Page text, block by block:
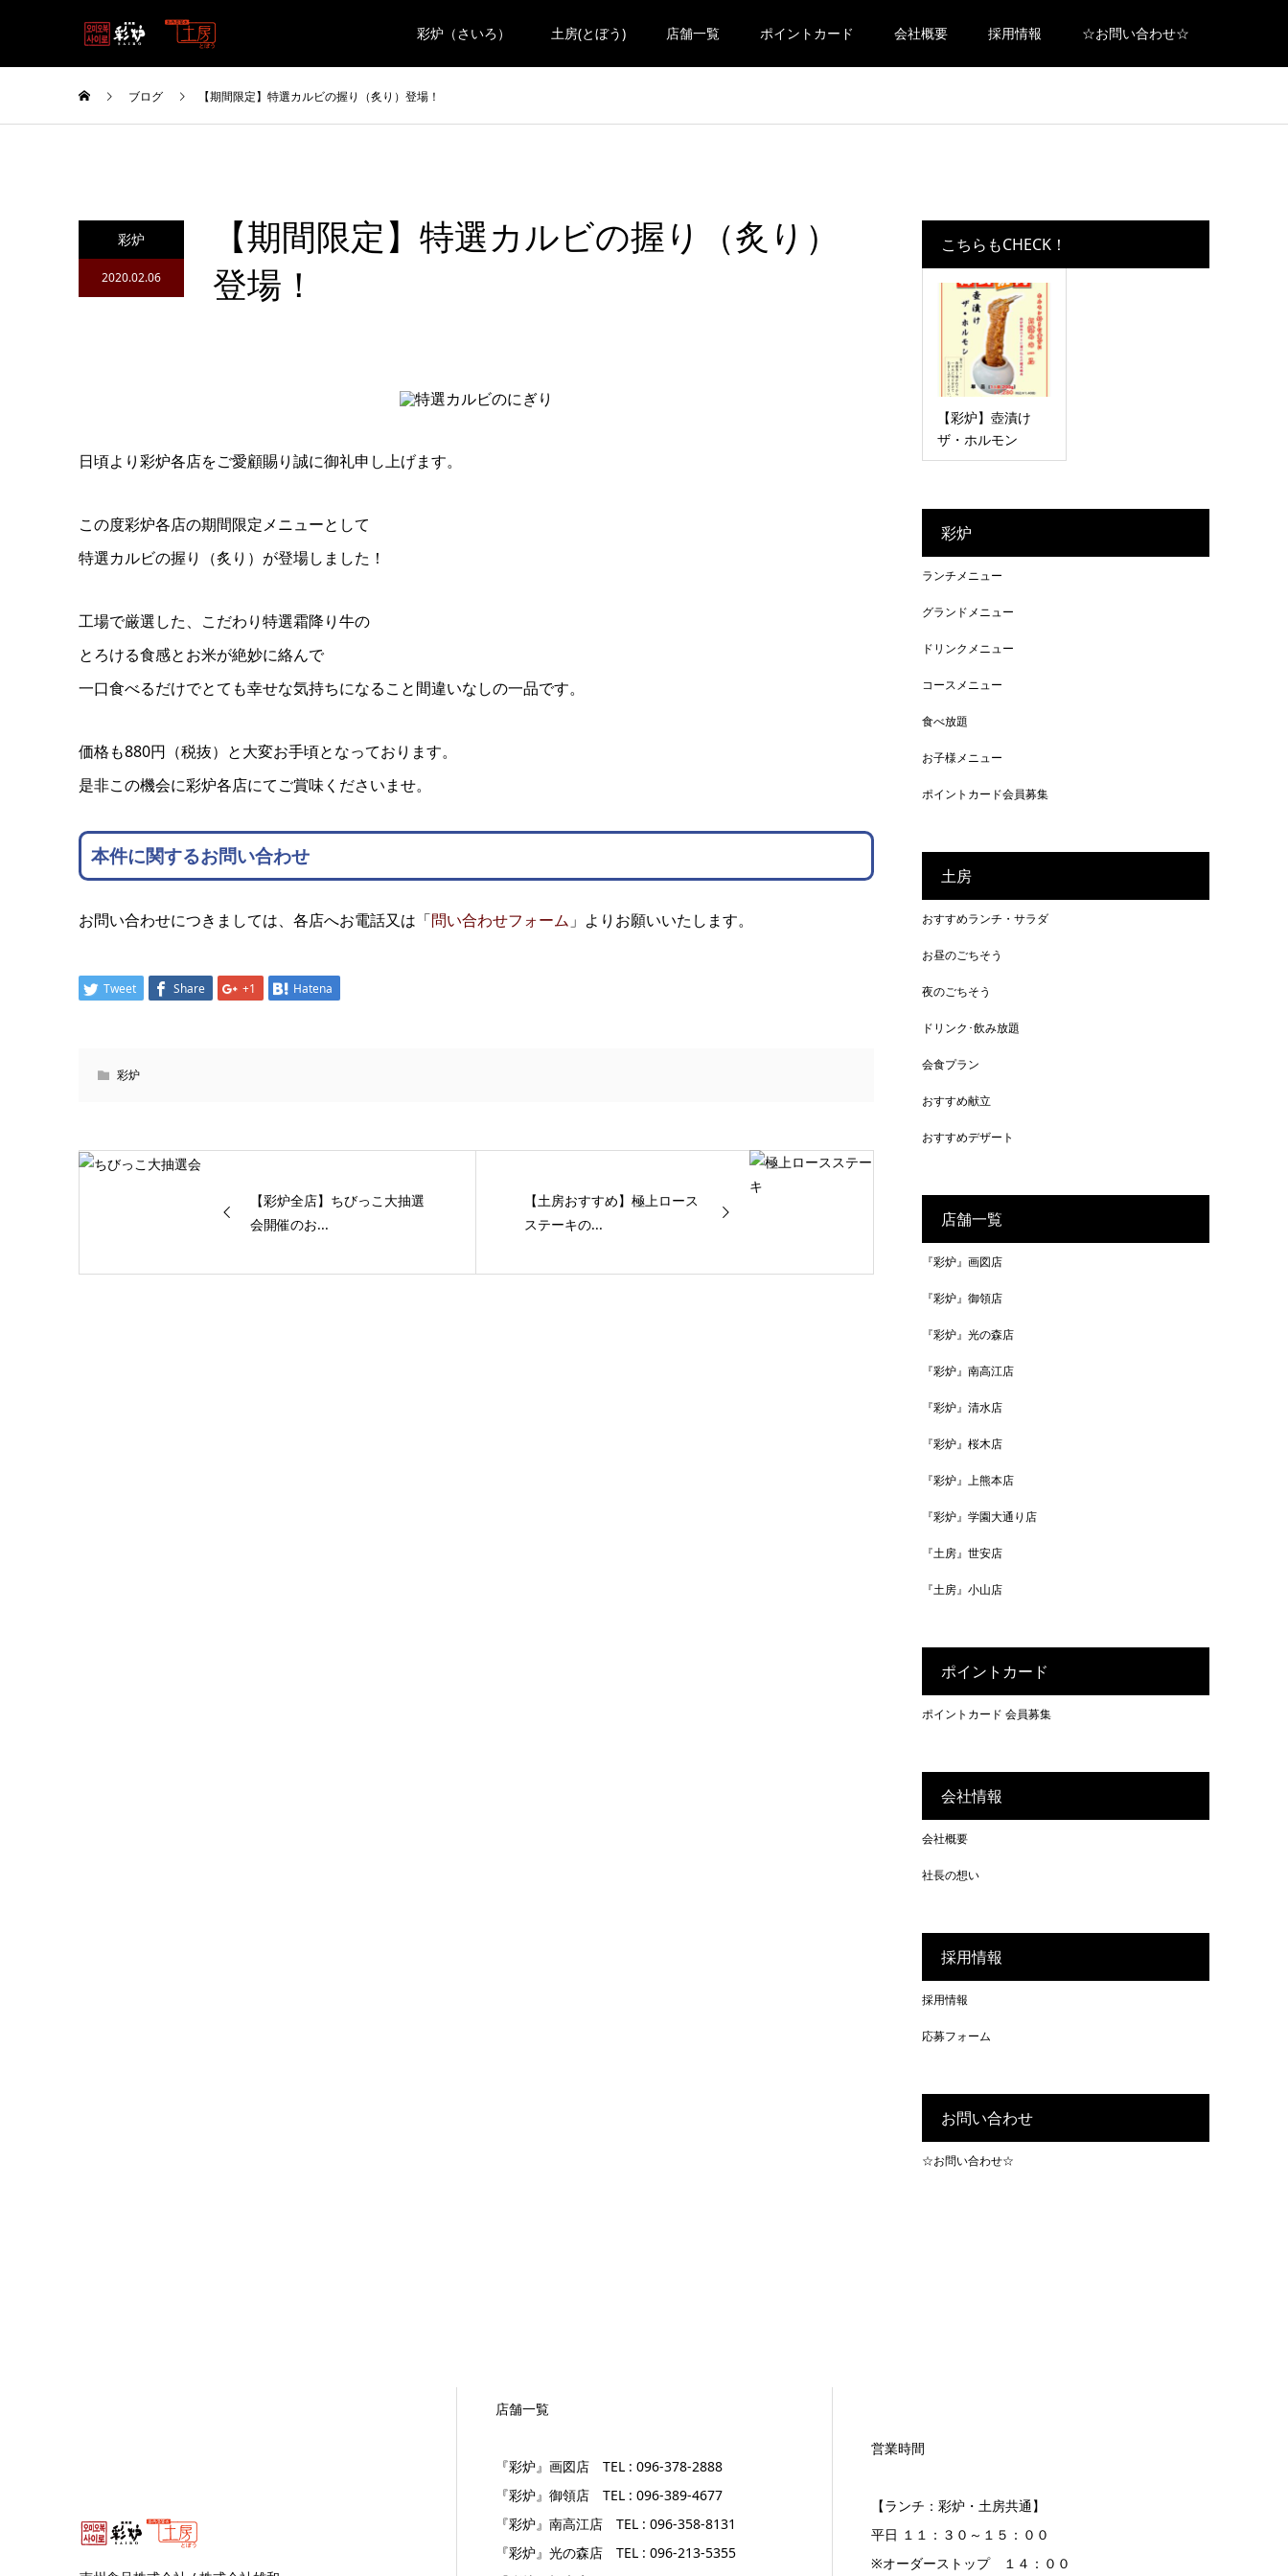
彩炉（さいろ） 土房(とぼう) 店舗一覧 ポイントカード 会社概要 採用情報 ☆お問い合わせ☆
ブログ 【期間限定】特選カルビの握り（炙り）登場！
彩炉
2020.02.06
【期間限定】特選カルビの握り（炙り）
登場！
日頃より彩炉各店をご愛顧賜り誠に御礼申し上げます。
この度彩炉各店の期間限定メニューとして
特選カルビの握り（炙り）が登場しました！
工場で厳選した、こだわり特選霜降り牛の
とろける食感とお米が絶妙に絡んで
一口食べるだけでとても幸せな気持ちになること間違いなしの一品です。
価格も880円（税抜）と大変お手頃となっております。
是非この機会に彩炉各店にてご賞味くださいませ。
本件に関するお問い合わせ
お問い合わせにつきましては、各店へお電話又は「問い合わせフォーム 」よりお願いいたします。
Tweet Share +1 Hatena
彩炉
【彩炉全店】ちびっこ大抽選
会開催のお...
【土房おすすめ】極上ロース
ステーキの...
こちらもCHECK！
【彩炉】壺漬け
ザ・ホルモン
彩炉
ランチメニュー
グランドメニュー
ドリンクメニュー
コースメニュー
食べ放題
お子様メニュー
ポイントカード会員募集
土房
おすすめランチ・サラダ
お昼のごちそう
夜のごちそう
ドリンク･飲み放題
会食プラン
おすすめ献立
おすすめデザート
店舗一覧
『彩炉』画図店
『彩炉』御領店
『彩炉』光の森店
『彩炉』南高江店
『彩炉』清水店
『彩炉』桜木店
『彩炉』上熊本店
『彩炉』学園大通り店
『土房』世安店
『土房』小山店
ポイントカード
ポイントカード 会員募集
会社情報
会社概要
社長の想い
採用情報
採用情報
応募フォーム
お問い合わせ
☆お問い合わせ☆
店舗一覧
『彩炉』画図店 TEL : 096-378-2888
『彩炉』御領店 TEL : 096-389-4677
『彩炉』南高江店 TEL : 096-358-8131
『彩炉』光の森店 TEL : 096-213-5355
営業時間
【ランチ：彩炉・土房共通】
平日 １１：３０～１５：００
※オーダーストップ １４：００